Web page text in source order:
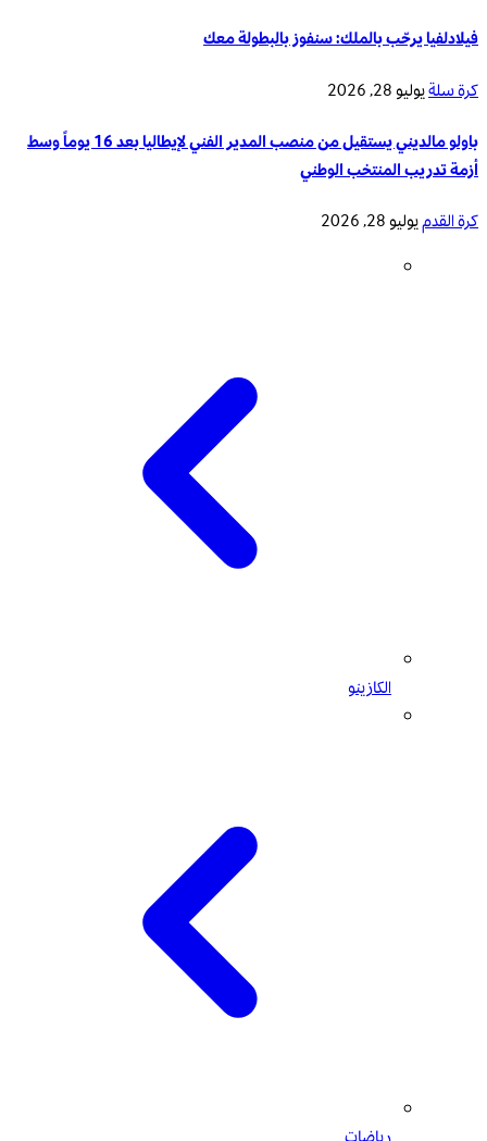
فيلادلفيا يرحّب بالملك: سنفوز بالبطولة معك
كرة سلةيوليو 28, 2026
باولو مالديني يستقيل من منصب المدير الفني لإيطاليا بعد 16 يوماً وسط
أزمة تدريب المنتخب الوطني
كرة القدميوليو 28, 2026
الكازينو